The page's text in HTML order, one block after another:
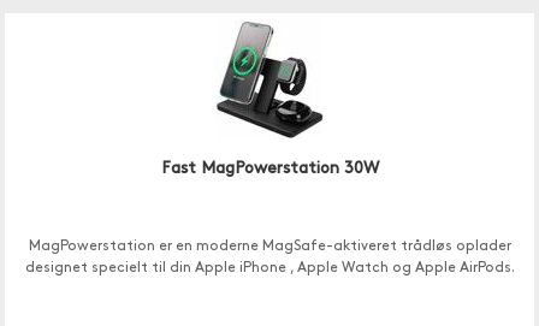
Fast MagPowerstation 30W
MagPowerstation er en moderne MagSafe-aktiveret trådløs oplader
designet specielt til din Apple iPhone , Apple Watch og Apple AirPods.